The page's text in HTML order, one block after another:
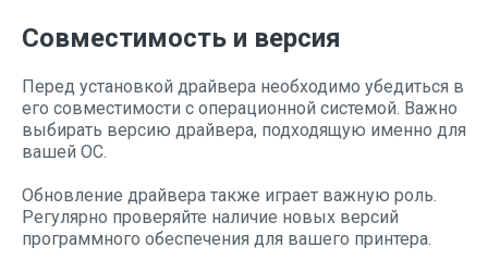
Совместимость и версия
Перед установкой драйвера необходимо убедиться в
его совместимости с операционной системой. Важно
выбирать версию драйвера, подходящую именно для
вашей ОС.
Обновление драйвера также играет важную роль.
Регулярно проверяйте наличие новых версий
программного обеспечения для вашего принтера.